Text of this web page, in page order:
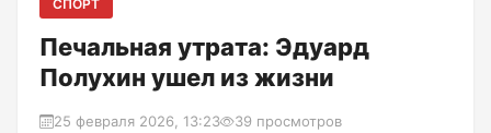
СПОРТ
Печальная утрата: Эдуард
Полухин ушел из жизни
25 февраля 2026, 13:23
39 просмотров